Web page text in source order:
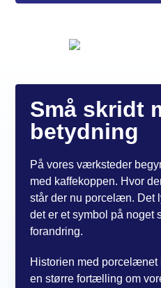
Små skridt
betydning
På vores værksteder
med kaffekoppen. Hvor
står der nu porcelæn. Det
det er et symbol på noget
forandring.
Historien med
en større fortælling om